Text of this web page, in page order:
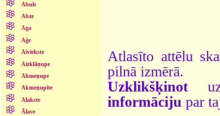
Abuls
Abze
Aga
Aģe
Aiviekste
Aizklāņupe
Akmeņupe
Akmeņupīte
Alakste
Ālave
Atlasīto attēlu
pilnā izmērā.
Uzklikšķinot
informāciju par